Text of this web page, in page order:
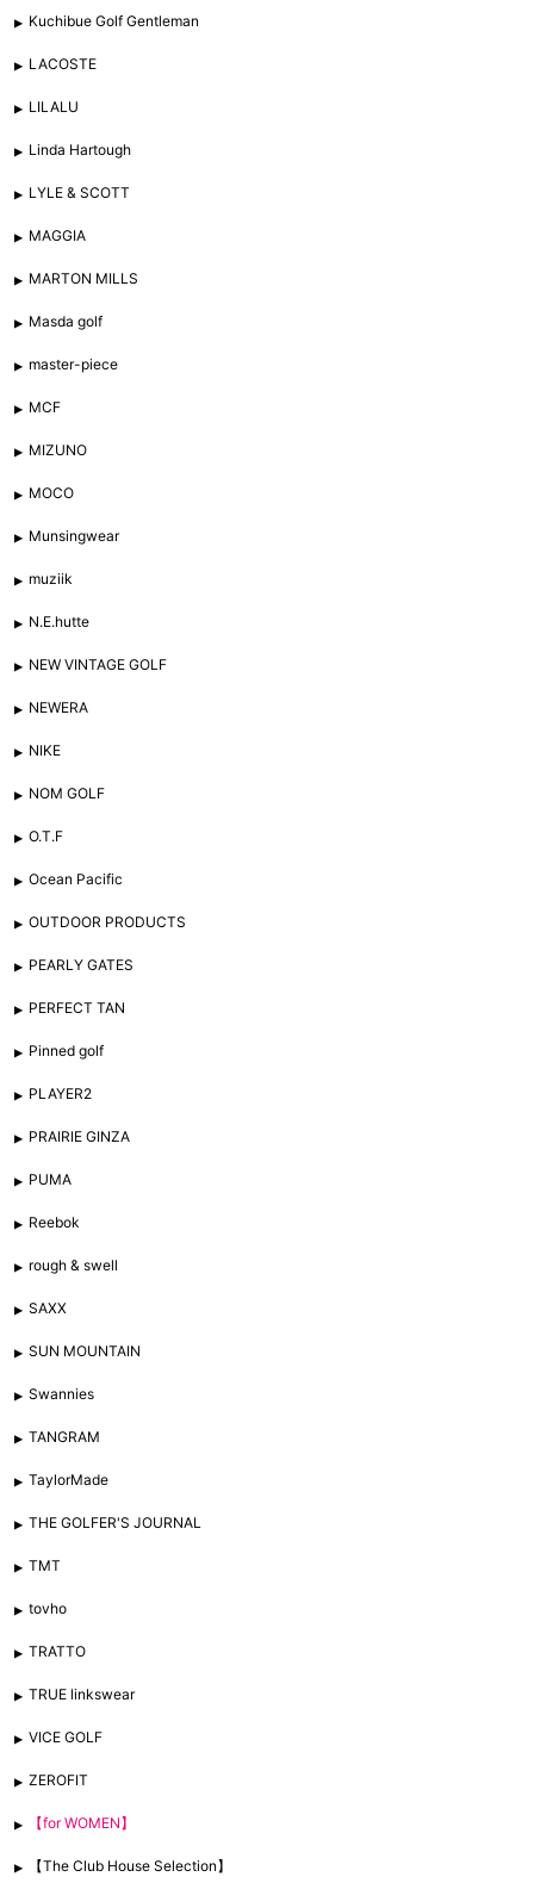
Kuchibue Golf Gentleman
LACOSTE
LILALU
Linda Hartough
LYLE & SCOTT
MAGGIA
MARTON MILLS
Masda golf
master-piece
MCF
MIZUNO
MOCO
Munsingwear
muziik
N.E.hutte
NEW VINTAGE GOLF
NEWERA
NIKE
NOM GOLF
O.T.F
Ocean Pacific
OUTDOOR PRODUCTS
PEARLY GATES
PERFECT TAN
Pinned golf
PLAYER2
PRAIRIE GINZA
PUMA
Reebok
rough & swell
SAXX
SUN MOUNTAIN
Swannies
TANGRAM
TaylorMade
THE GOLFER'S JOURNAL
TMT
tovho
TRATTO
TRUE linkswear
VICE GOLF
ZEROFIT
【for WOMEN】
【The Club House Selection】